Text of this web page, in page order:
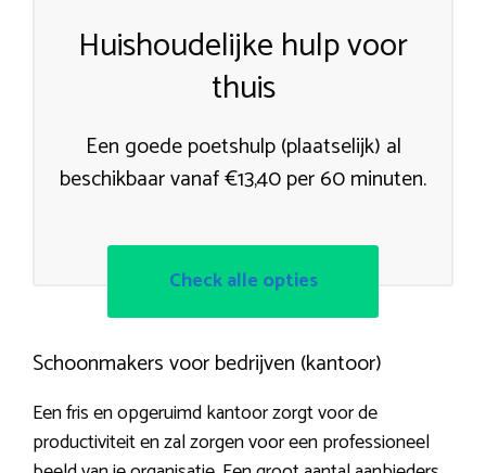
Huishoudelijke hulp voor
thuis
Een goede poetshulp (plaatselijk) al
beschikbaar vanaf €13,40 per 60 minuten.
Check alle opties
Schoonmakers voor bedrijven (kantoor)
Een fris en opgeruimd kantoor zorgt voor de
productiviteit en zal zorgen voor een professioneel